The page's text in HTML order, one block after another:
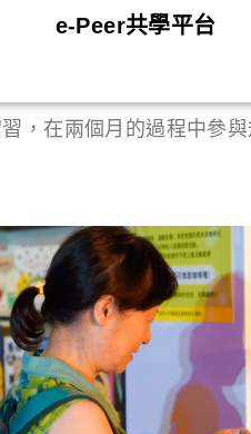
e-Peer共學平台
，在兩個月的過程中參